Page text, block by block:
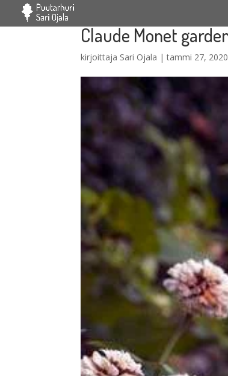
Claude Monet
kirjoittaja Sari Ojala |tammi 27, 2020